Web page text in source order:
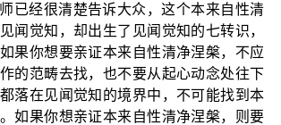
已经很清楚告诉大众，这个本来自性清
闻觉知，却出生了见闻觉知的七转识，
果你想要亲证本来自性清净涅槃，不应
的范畴去找，也不要从起心动念处往下
落在见闻觉知的境界中，不可能找到本
如果你想亲证本来自性清净涅槃，则要